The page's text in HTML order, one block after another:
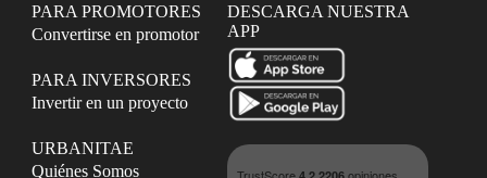
PARA PROMOTORES
Convertirse en promotor
PARA INVERSORES
Invertir en un proyecto
URBANITAE
Quiénes Somos
DESCARGA NUESTRA
APP